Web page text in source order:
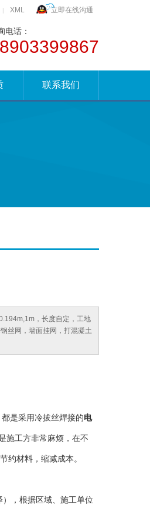
| XML 立即在线沟通
电话：
联系我们
，长度自定，工地
丝网，墙面挂网，打混凝土
都是采用冷拔丝焊接的电
施工方非常麻烦，在不
约材料，缩减成本。
，根据区域、施工单位